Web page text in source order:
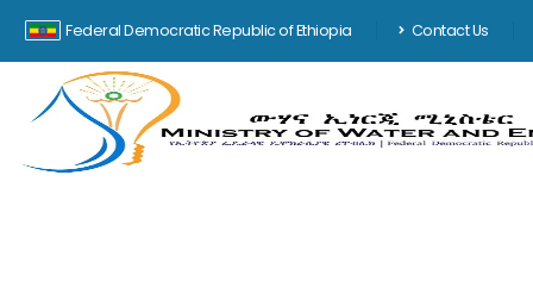
Federal Democratic Republic of Ethiopia Contact Us